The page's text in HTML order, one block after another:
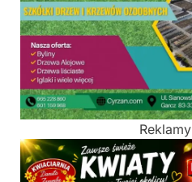
Reklamy